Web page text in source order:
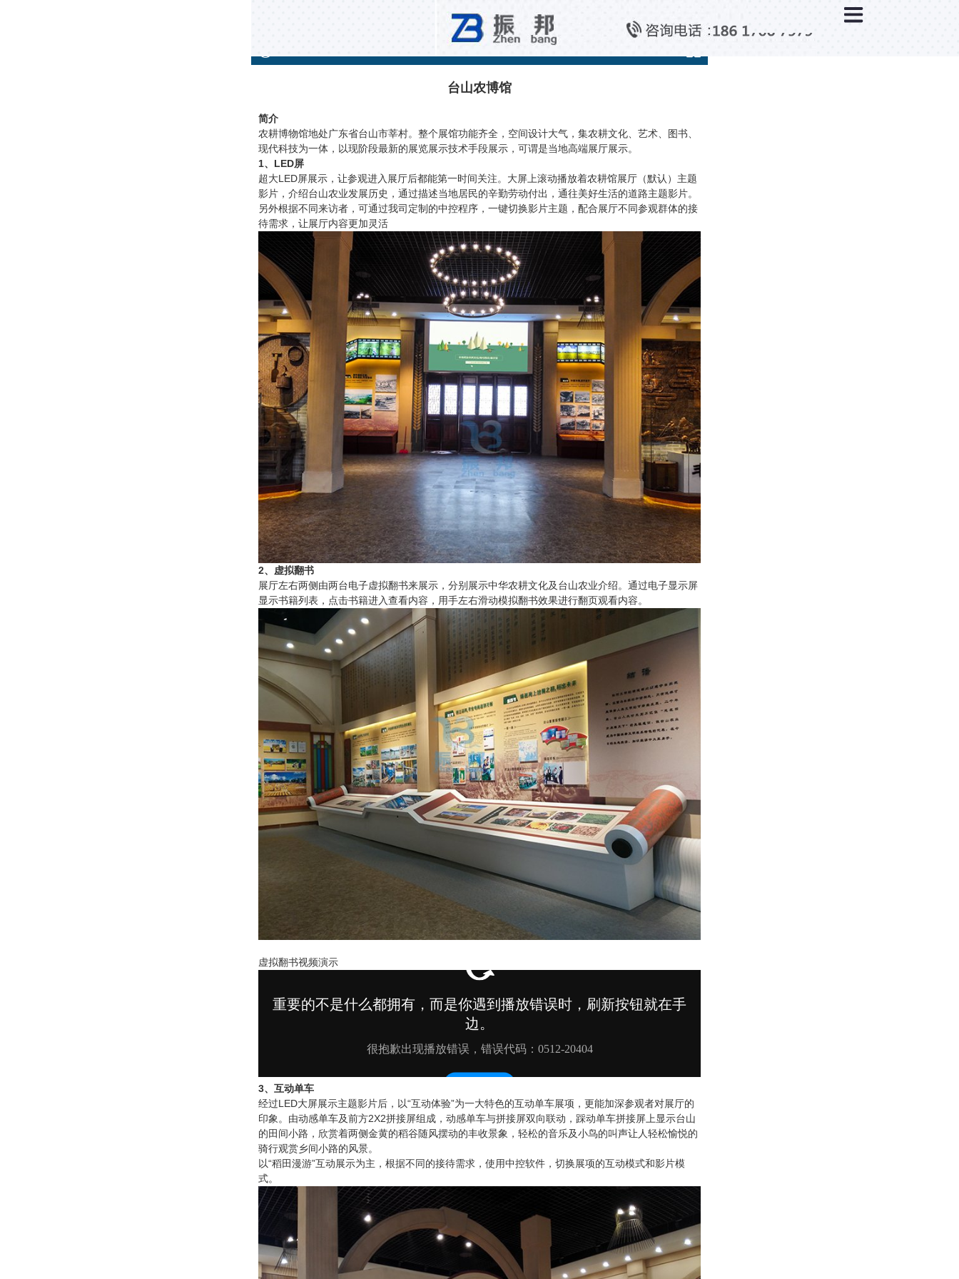
台山农博馆
简介
农耕博物馆地处广东省台山市莘村。整个展馆功能齐全，空间设计大气，集农耕文化、艺术、图书、
现代科技为一体，以现阶段最新的展览展示技术手段展示，可谓是当地高端展厅展示。
1、LED屏
超大LED屏展示，让参观进入展厅后都能第一时间关注。大屏上滚动播放着农耕馆展厅（默认）主题
影片，介绍台山农业发展历史，通过描述当地居民的辛勤劳动付出，通往美好生活的道路主题影片。
另外根据不同来访者，可通过我司定制的中控程序，一键切换影片主题，配合展厅不同参观群体的接
待需求，让展厅内容更加灵活
2、虚拟翻书
展厅左右两侧由两台电子虚拟翻书来展示，分别展示中华农耕文化及台山农业介绍。通过电子显示屏
显示书籍列表，点击书籍进入查看内容，用手左右滑动模拟翻书效果进行翻页观看内容。
虚拟翻书视频演示
3、互动单车
经过LED大屏展示主题影片后，以“互动体验”为一大特色的互动单车展项，更能加深参观者对展厅的
印象。由动感单车及前方2X2拼接屏组成，动感单车与拼接屏双向联动，踩动单车拼接屏上显示台山
的田间小路，欣赏着两侧金黄的稻谷随风摆动的丰收景象，轻松的音乐及小鸟的叫声让人轻松愉悦的
骑行观赏乡间小路的风景。
以“稻田漫游”互动展示为主，根据不同的接待需求，使用中控软件，切换展项的互动模式和影片模
式。